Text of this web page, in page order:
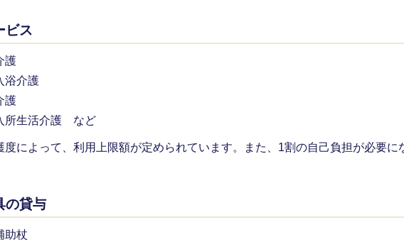
ビス
護
浴介護
護
所生活介護 など
度によって、利用上限額が定められています。また、1割の自己負担が必要に
の貸与
助杖